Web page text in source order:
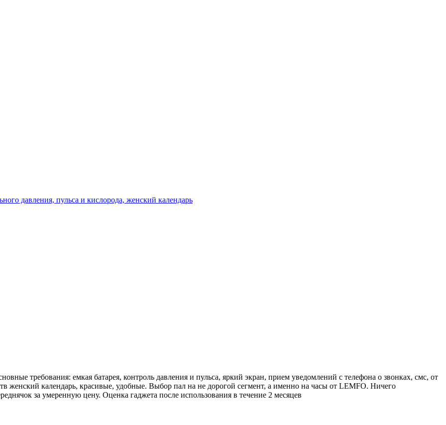
давления, пульса и кислорода, женский календарь
требования: емкая батарея, контроль давления и пульса, яркий экран, прием уведомлений с телефона о звонках, смс, от
женский календарь, красивые, удобные. Выбор пал на не дорогой сегмент, а именно на часы от LEMFO. Ничего
за умеренную цену. Оценка гаджета после использования в течение 2 месяцев